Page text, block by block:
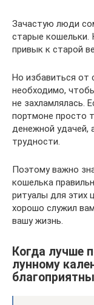
Зачастую люди
старые кошельки.
привык к старой
Но избавиться от
необходимо,
не захламлялась.
портмоне просто
денежной удачей,
трудности.
Поэтому важно
кошелька
ритуалы для этих
хорошо служил
вашу жизнь.
Когда лучше
лунному